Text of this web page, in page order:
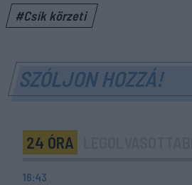
#Csík körzeti
SZÓLJON HOZZÁ!
24 ÓRA
16:43